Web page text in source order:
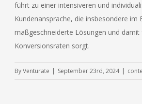
führt zu einer intensiveren und
Kundenansprache, die insbesondere im
maßgeschneiderte Lösungen und
Konversionsraten sorgt.
ByVenturate | September 23rd, 2024 |